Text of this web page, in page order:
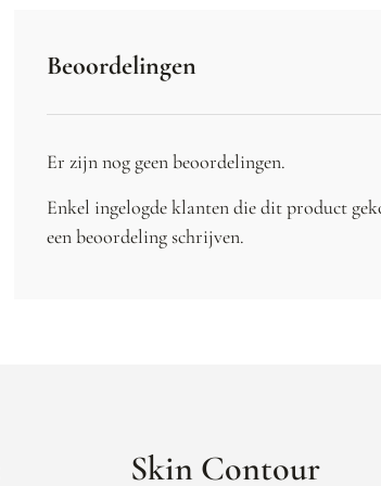
Beoordelingen
Er zijn nog geen beoordelingen.
Enkel ingelogde klanten die dit product
een beoordeling schrijven.
Skin Contour